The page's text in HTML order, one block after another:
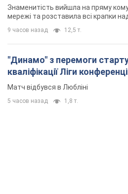
Знаменитість вийшла на пряму
мережі та розставила всі крапки
9 часов назад 12,5 т.
"Динамо" з перемоги
кваліфікації Ліги
Матч відбувся в Любліні
5 часов назад 1,8 т.